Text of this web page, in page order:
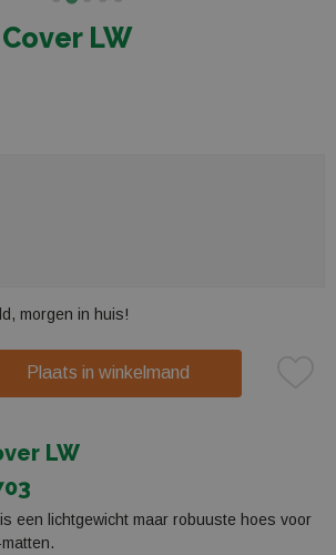
LW
morgen in huis!
Plaats in winkelmand
LW
een lichtgewicht maar robuuste hoes voor